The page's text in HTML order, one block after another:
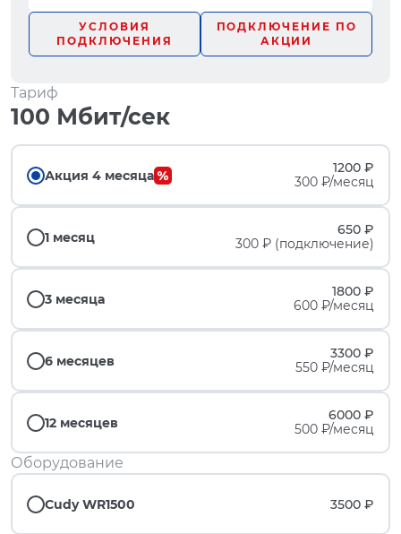
УСЛОВИЯ
ПОДКЛЮЧЕНИЯ
ПОДКЛЮЧЕНИЕ ПО
АКЦИИ
Тариф
100 Мбит/сек
Акция 4 месяца
1200 ₽
300 ₽/месяц
1 месяц
650 ₽
300 ₽ (подключение)
3 месяца
1800 ₽
600 ₽/месяц
6 месяцев
3300 ₽
550 ₽/месяц
12 месяцев
6000 ₽
500 ₽/месяц
Оборудование
Cudy WR1500 3500 ₽